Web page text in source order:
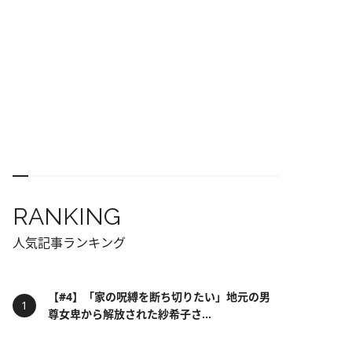
RANKING
人気記事ランキング
【#4】「家の呪縛を断ち切りたい」地元の男
尊女卑から解放された紗希子さ...